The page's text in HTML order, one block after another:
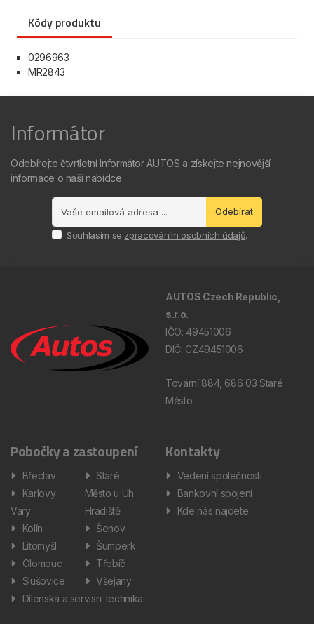
Kódy produktu
0296963
MR2843
Informátor
Odebírejte čtvrtletní Informátor AUTOS a získejte nejnovější
informace o naší nabídce.
Odebírat
Souhlasím se zpracováním osobních údajů.
AUTOS Czech Republic,
s.r.o.
IČO: 49451006
DIČ: CZ49451006
Tovární 884, 686 03 Staré
Město
Pobočky a zastoupení
Břeclav
Karlovy
Vary
Kolín
Litomyšl
Olomouc
Slušovice
Staré
Město u Uh.
Hradiště
Šenov
Šumperk
Třebíč
Všejany
Dílenská a servisní technika
Kontakty
Vedení společnosti
Bankovní spojení
Kde nás najdete